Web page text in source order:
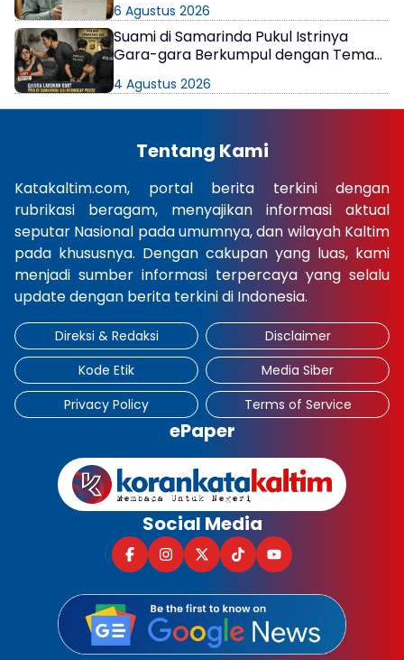
Publik
6 Agustus 2026
Suami di Samarinda Pukul Istrinya
Gara-gara Berkumpul dengan Teman
4 Agustus 2026
Tentang Kami
Katakaltim.com, portal berita terkini dengan
rubrikasi beragam, menyajikan informasi aktual
seputar Nasional pada umumnya, dan wilayah Kaltim
pada khususnya. Dengan cakupan yang luas, kami
menjadi sumber informasi terpercaya yang selalu
update dengan berita terkini di Indonesia.
Direksi & Redaksi
Disclaimer
Kode Etik
Media Siber
Privacy Policy
Terms of Service
ePaper
Social Media